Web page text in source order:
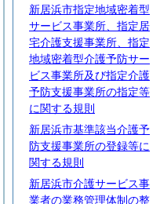
新居浜市指定地域密着型
サービス事業所、指定居
宅介護支援事業所、指定
地域密着型介護予防サー
ビス事業所及び指定介護
予防支援事業所の指定等
に関する規則
新居浜市基準該当介護予
防支援事業所の登録等に
関する規則
新居浜市介護サービス事
業者の業務管理体制の整